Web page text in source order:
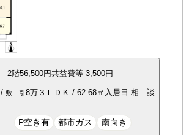
2階56,500円共益費等3,500円
/敷 引8万 ３ＬＤＫ /62.68㎡ 入居日相 談
P空き有 都市ガス 南向き